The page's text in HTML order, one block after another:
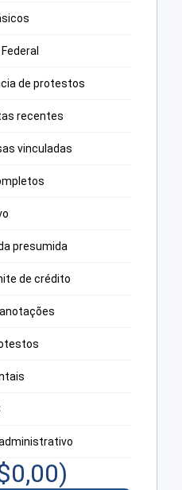
de protestos
recentes
vinculadas
presumida
de crédito
0,00)